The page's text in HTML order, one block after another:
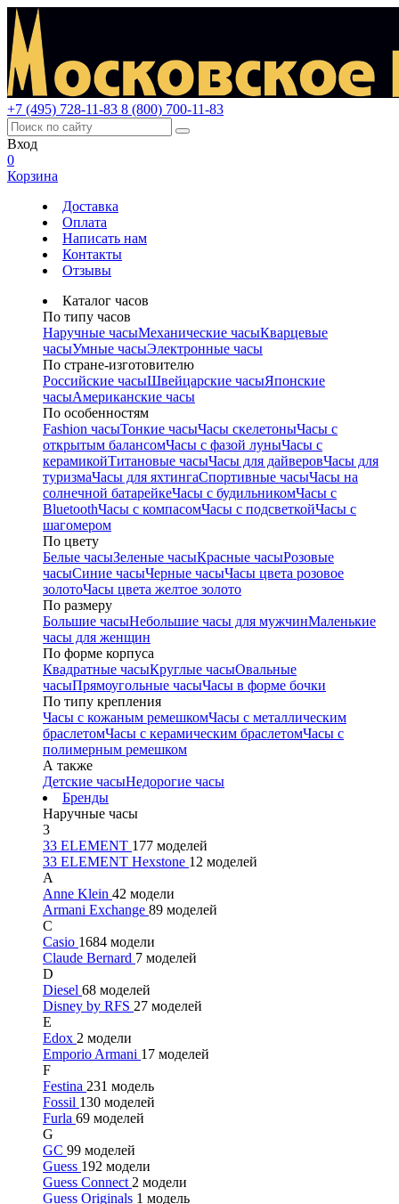
+7 (495) 728-11-83 8 (800) 700-11-83
Вход
0
Корзина
Доставка
Оплата
Написать нам
Контакты
Отзывы
Каталог часов
По типу часов
Наручные часыМеханические часыКварцевые
часыУмные часыЭлектронные часы
По стране-изготовителю
Российские часыШвейцарские часыЯпонские
часыАмериканские часы
По особенностям
Fashion часыТонкие часыЧасы скелетоныЧасы с
открытым балансомЧасы с фазой луныЧасы с
керамикойТитановые часыЧасы для дайверовЧасы для
туризмаЧасы для яхтингаСпортивные часыЧасы на
солнечной батарейкеЧасы с будильникомЧасы с
BluetoothЧасы с компасомЧасы с подсветкойЧасы с
шагомером
По цвету
Белые часыЗеленые часыКрасные часыРозовые
часыСиние часыЧерные часыЧасы цвета розовое
золотоЧасы цвета желтое золото
По размеру
Большие часыНебольшие часы для мужчинМаленькие
часы для женщин
По форме корпуса
Квадратные часыКруглые часыОвальные
часыПрямоугольные часыЧасы в форме бочки
По типу крепления
Часы с кожаным ремешкомЧасы с металлическим
браслетомЧасы с керамическим браслетомЧасы с
полимерным ремешком
А также
Детские часыНедорогие часы
Бренды
Наручные часы
3
33 ELEMENT 177 моделей
33 ELEMENT Hexstone 12 моделей
A
Anne Klein 42 модели
Armani Exchange 89 моделей
C
Casio 1684 модели
Claude Bernard 7 моделей
D
Diesel 68 моделей
Disney by RFS 27 моделей
E
Edox 2 модели
Emporio Armani 17 моделей
F
Festina 231 модель
Fossil 130 моделей
Furla 69 моделей
G
GC 99 моделей
Guess 192 модели
Guess Connect 2 модели
Guess Originals 1 модель